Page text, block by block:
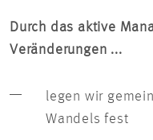
Durch das aktive
Veränderungen ...
legen wir
Wandels fest